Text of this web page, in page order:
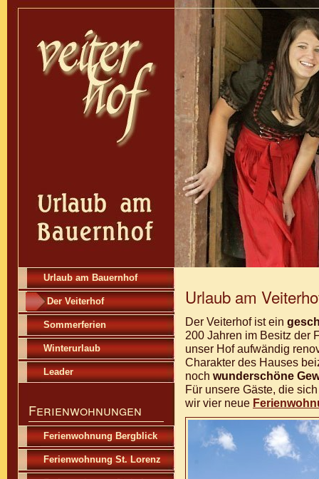
Urlaub am
Der Veiterhof ist ein
200 Jahren im Besitz der
unser Hof aufwändig
Charakter des Hauses
noch wunderschöne
Für unsere Gäste, die
wir vier neue
Urlaub am Bauernhof
Der Veiterhof
Sommerferien
Winterurlaub
Leader
Ferienwohnungen
Ferienwohnung Bergblick
Ferienwohnung St. Lorenz